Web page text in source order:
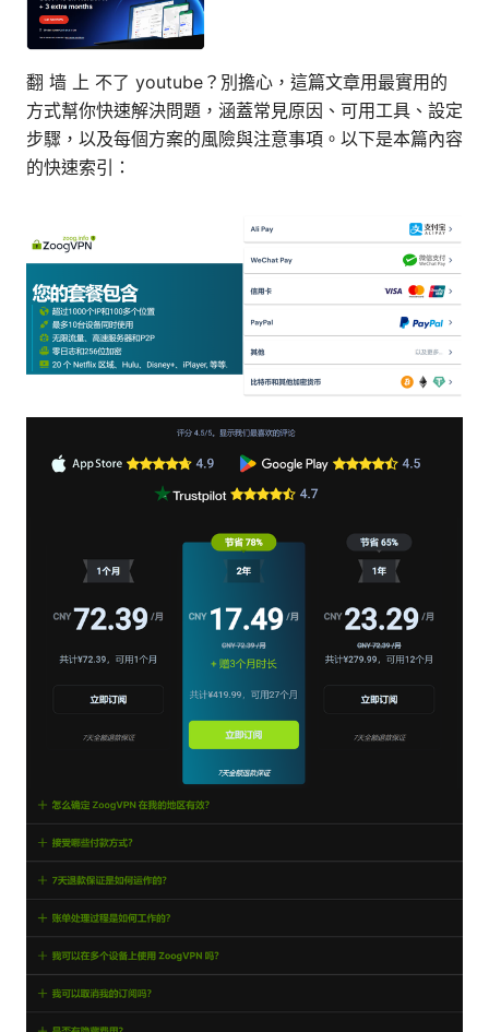
翻 墙 上 不了 youtube？別擔心，這篇文章用最實用的
方式幫你快速解決問題，涵蓋常見原因、可用工具、設定
步驟，以及每個方案的風險與注意事項。以下是本篇內容
的快速索引：